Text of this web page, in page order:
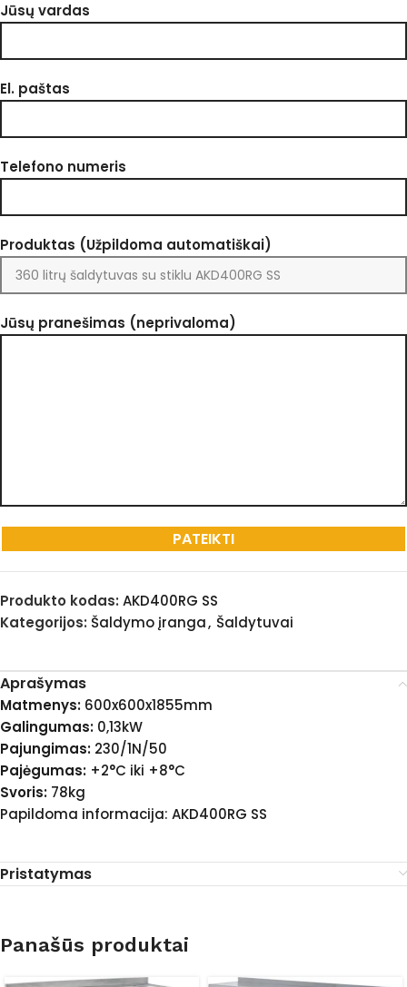
Jūsų vardas
El. paštas
Telefono numeris
Produktas (Užpildoma automatiškai)
Jūsų pranešimas (neprivaloma)
Produkto kodas: AKD400RG SS
Kategorijos: Šaldymo įranga, Šaldytuvai
Aprašymas
Matmenys: 600x600x1855mm
Galingumas: 0,13kW
Pajungimas: 230/1N/50
Pajėgumas: +2°C iki +8°C
Svoris: 78kg
Papildoma informacija: AKD400RG SS
Pristatymas
Panašūs produktai